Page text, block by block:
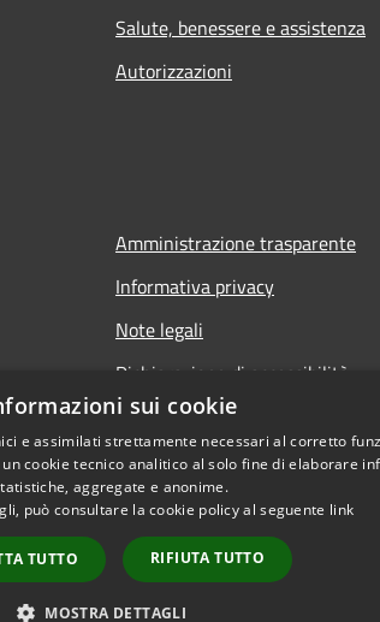
Salute, benessere e assistenza
Autorizzazioni
Amministrazione trasparente
Informativa privacy
Note legali
Dichiarazione di accessibilità
sui cookie
e assimilati strettamente necessari al corretto
cookie tecnico analitico al solo fine di elaborare
aggregate e anonime.
può consultare la cookie policy al seguente link
TUTTO RIFIUTA TUTTO
MOSTRA DETTAGLI